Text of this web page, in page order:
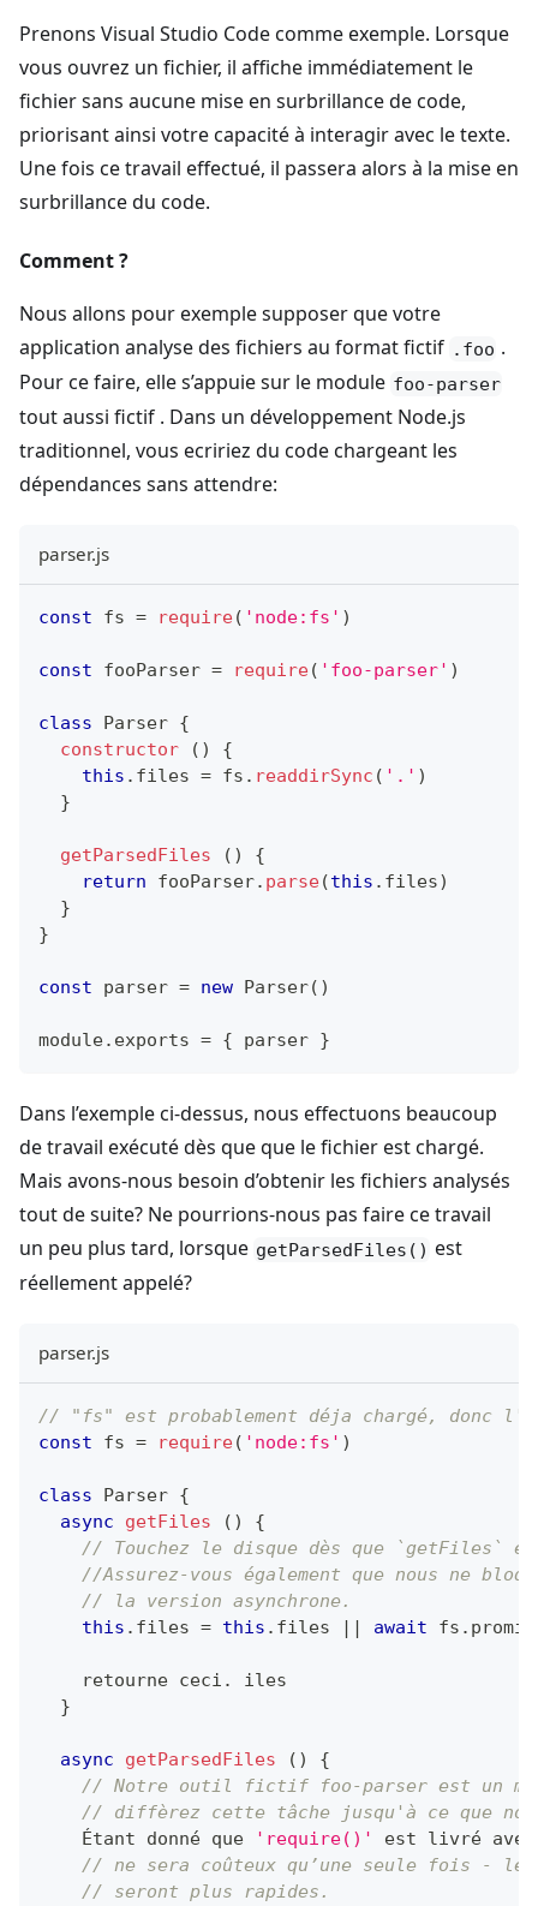
Prenons Visual Studio Code comme exemple. Lorsque
vous ouvrez un fichier, il affiche immédiatement le
fichier sans aucune mise en surbrillance de code,
priorisant ainsi votre capacité à interagir avec le texte.
Une fois ce travail effectué, il passera alors à la mise en
surbrillance du code.
Comment ?
Nous allons pour exemple supposer que votre
application analyse des fichiers au format fictif .foo .
Pour ce faire, elle s’appuie sur le module foo-parser
tout aussi fictif . Dans un développement Node.js
traditionnel, vous ecririez du code chargeant les
dépendances sans attendre:
parser.js
const fs = require( 'node:fs' )
const fooParser = require( 'foo-parser' )
class Parser {
constructor
( )
{
this . files = fs . readdirSync ( '.' )
}
getParsedFiles ( )
{
return fooParser. parse(this . files)
}
}
const parser = new Parser( )
module. exports = { parser }
Dans l’exemple ci-dessus, nous effectuons beaucoup
de travail exécuté dès que que le fichier est chargé.
Mais avons-nous besoin d’obtenir les fichiers analysés
tout de suite? Ne pourrions-nous pas faire ce travail
un peu plus tard, lorsque getParsedFiles() est
réellement appelé?
parser.js
// "fs" est probablement déja chargé, donc
const fs = require( 'node:fs' )
class Parser {
async
getFiles ( )
{
// Touchez le disque dès que `getFiles`
//Assurez-vous également que nous ne
// la version asynchrone.
this . files = this . files await fs .
    retourne ceci
.
iles
}
async getParsedFiles ( )
{
// Notre outil fictif foo-parser est un
// diffèrez cette tâche jusqu'à ce que
    Étant donné que
'require()'
est livré avec
// ne sera coûteux qu’une seule fois -
// seront plus rapides.